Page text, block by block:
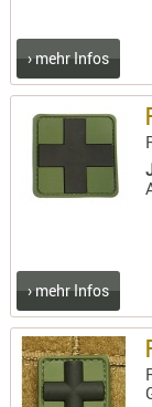
› mehr Infos
› mehr Infos